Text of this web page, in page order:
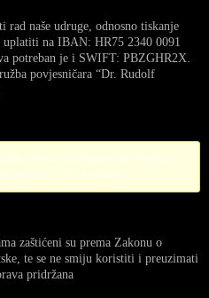
naše udruge, odnosno tiskanje
uplatiti na IBAN: HR75 2340 0091
potreban je i SWIFT: PBZGHR2X.
povjesničara “Dr. Rudolf
zaštićeni su prema Zakonu o
te se ne smiju koristiti i preuzimati
pridržana